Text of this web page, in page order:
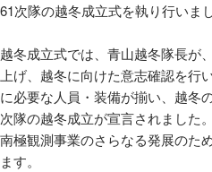
61次隊の越冬成立式を執り行いまし
越冬成立式では、青山越冬隊長が
上げ、越冬に向けた意志確認を行
に必要な人員・装備が揃い、越冬
次隊の越冬成立が宣言されました
南極観測事業のさらなる発展のた
ます。